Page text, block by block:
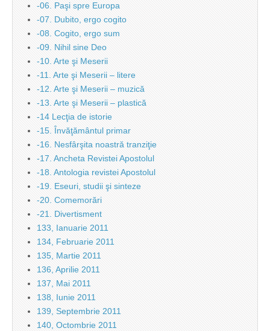
-06. Paşi spre Europa
-07. Dubito, ergo cogito
-08. Cogito, ergo sum
-09. Nihil sine Deo
-10. Arte şi Meserii
-11. Arte şi Meserii – litere
-12. Arte şi Meserii – muzică
-13. Arte şi Meserii – plastică
-14 Lecţia de istorie
-15. Învăţământul primar
-16. Nesfârşita noastră tranziţie
-17. Ancheta Revistei Apostolul
-18. Antologia revistei Apostolul
-19. Eseuri, studii şi sinteze
-20. Comemorări
-21. Divertisment
133, Ianuarie 2011
134, Februarie 2011
135, Martie 2011
136, Aprilie 2011
137, Mai 2011
138, Iunie 2011
139, Septembrie 2011
140, Octombrie 2011